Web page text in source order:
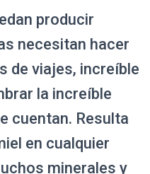
producir
necesitan hacer
de viajes, increíble
la increíble
cuentan. Resulta
en cualquier
minerales y